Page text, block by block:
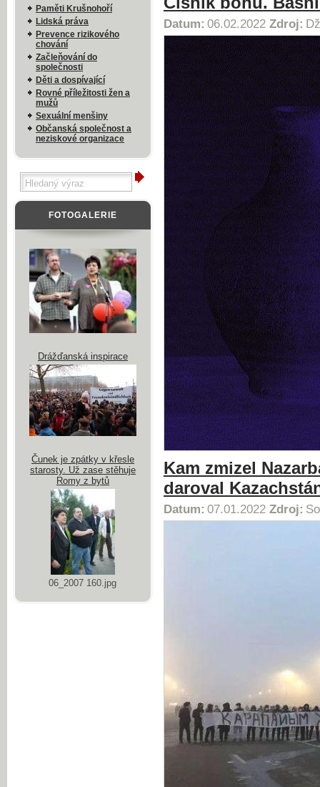
Datum: 06.02.2022 Zdroj:
Kam zmizel
daroval
Datum: 07.01.2022 Zdroj:
Paměti Krušnohoří
Lidská práva
Prevence rizikového
chování
Začleňování do
společnosti
Děti a dospívající
Rovné příležitosti žen a
mužů
Sexuální menšiny
Občanská společnost a
neziskové organizace
FOTOGALERIE
Drážďanská inspirace
Čunek je zpátky v křesle
starosty. Už zase stěhuje
Romy z bytů
06_2007 160.jpg